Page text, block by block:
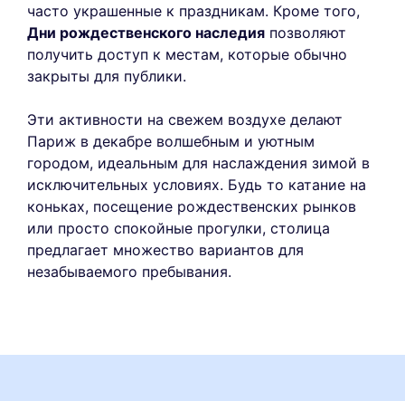
часто украшенные к праздникам. Кроме того,
Дни рождественского наследия позволяют
получить доступ к местам, которые обычно
закрыты для публики.
Эти активности на свежем воздухе делают
Париж в декабре волшебным и уютным
городом, идеальным для наслаждения зимой в
исключительных условиях. Будь то катание на
коньках, посещение рождественских рынков
или просто спокойные прогулки, столица
предлагает множество вариантов для
незабываемого пребывания.